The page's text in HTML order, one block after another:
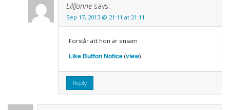
LillJonne says:
Sep 17, 2013 @ 21:11 at 21:11
Förstår att hon är ensam
Like Button Notice(view)
Reply